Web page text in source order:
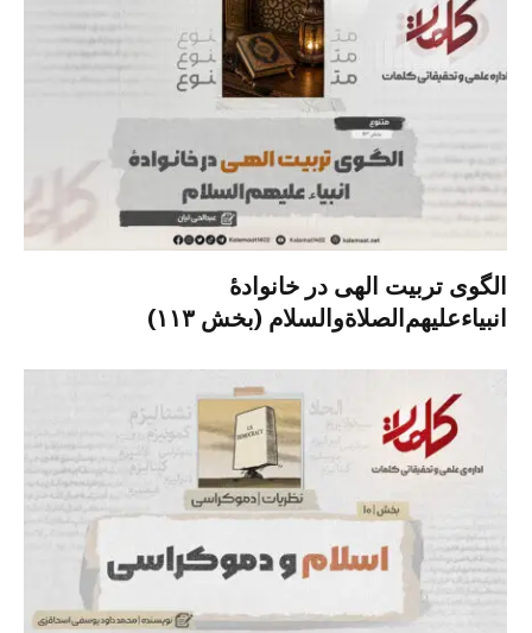
الگوی تربیت الهی در خانوادۀ
انبیاءعلیهم‌الصلاةو‌السلام (بخش ۱۱۳)